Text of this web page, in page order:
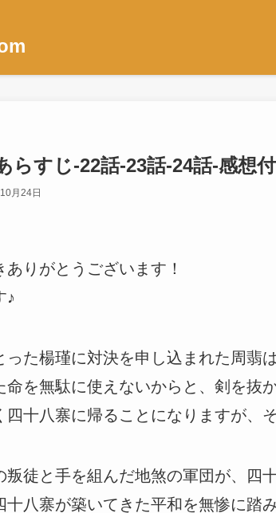
らすじ-22話-23話-24話-感想
月24日
りがとうございます！
♪
った楊瑾に対決を申し込まれた周翡
命を無駄に使えないからと、剣を抜
四十八寨に帰ることになりますが、
叛徒と手を組んだ地煞の軍団が、四
十八寨が築いてきた平和を無惨に踏